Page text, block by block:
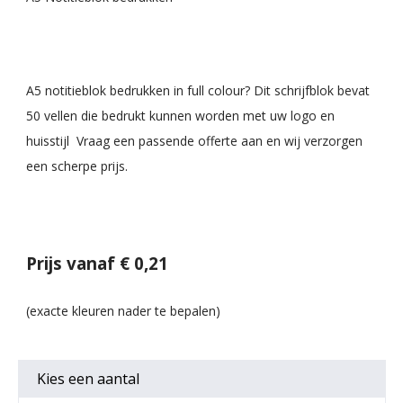
A5 notitieblok bedrukken in full colour? Dit schrijfblok bevat
50 vellen die bedrukt kunnen worden met uw logo en
huisstijl Vraag een passende offerte aan en wij verzorgen
een scherpe prijs.
Prijs vanaf € 0,21
Kies een aantal